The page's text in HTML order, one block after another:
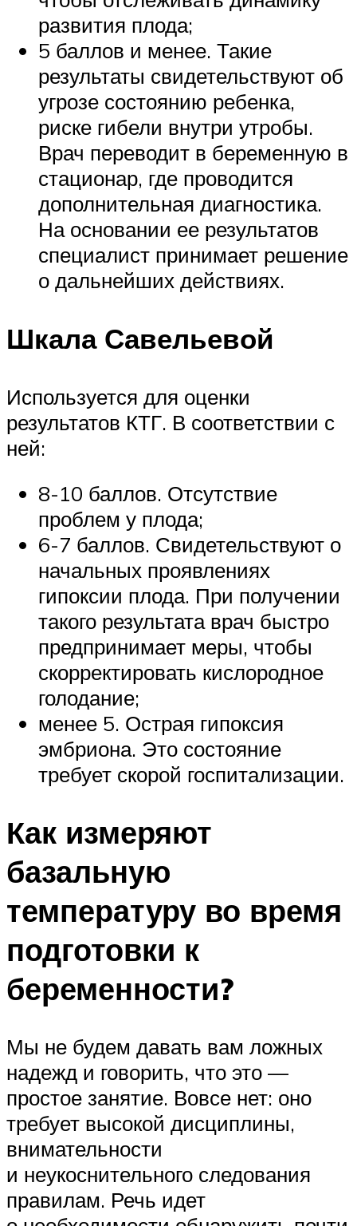
развития плода;
5 баллов и менее. Такие
результаты свидетельствуют об
угрозе состоянию ребенка,
риске гибели внутри утробы.
Врач переводит в беременную в
стационар, где проводится
дополнительная диагностика.
На основании ее результатов
специалист принимает решение
о дальнейших действиях.
Шкала Савельевой
Используется для оценки
результатов КТГ. В соответствии с
ней:
8-10 баллов. Отсутствие
проблем у плода;
6-7 баллов. Свидетельствуют о
начальных проявлениях
гипоксии плода. При получении
такого результата врач быстро
предпринимает меры, чтобы
скорректировать кислородное
голодание;
менее 5. Острая гипоксия
эмбриона. Это состояние
требует скорой госпитализации.
Как измеряют
базальную
температуру во время
подготовки к
беременности?
Мы не будем давать вам ложных
надежд и говорить, что это —
простое занятие. Вовсе нет: оно
требует высокой дисциплины,
внимательности
и неукоснительного следования
правилам. Речь идет